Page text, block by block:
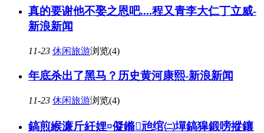
真的要谢他不娶之恩吧....程又青李大仁丁立威-
新浪新闻
11-23 休闲旅游浏览(4)
年底杀出了黑马？历史黄河康熙-新浪新闻
11-23 休闲旅游浏览(4)
鎬煎緱濂斤紝娌¤儗鏅兘绾㈡墠鎬獆鍛嗙摐鑲